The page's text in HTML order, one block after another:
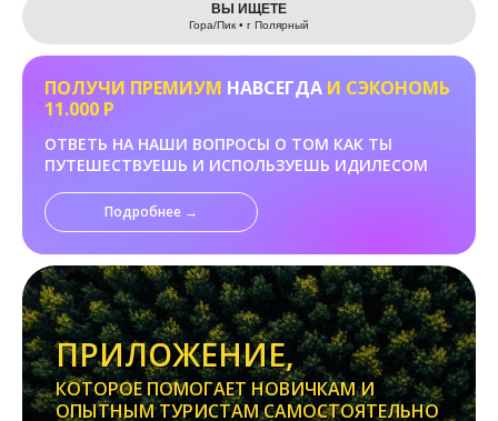
ВЫ ИЩЕТЕ
Гора/Пик • г Полярный
ПОЛУЧИ ПРЕМИУМ НАВСЕГДА И СЭКОНОМЬ
11.000 Р
ОТВЕТЬ НА НАШИ ВОПРОСЫ О ТОМ КАК ТЫ
ПУТЕШЕСТВУЕШЬ И ИСПОЛЬЗУЕШЬ ИДИЛЕСОМ
Подробнее →
ПРИЛОЖЕНИЕ,
КОТОРОЕ ПОМОГАЕТ НОВИЧКАМ И
ОПЫТНЫМ ТУРИСТАМ САМОСТОЯТЕЛЬНО